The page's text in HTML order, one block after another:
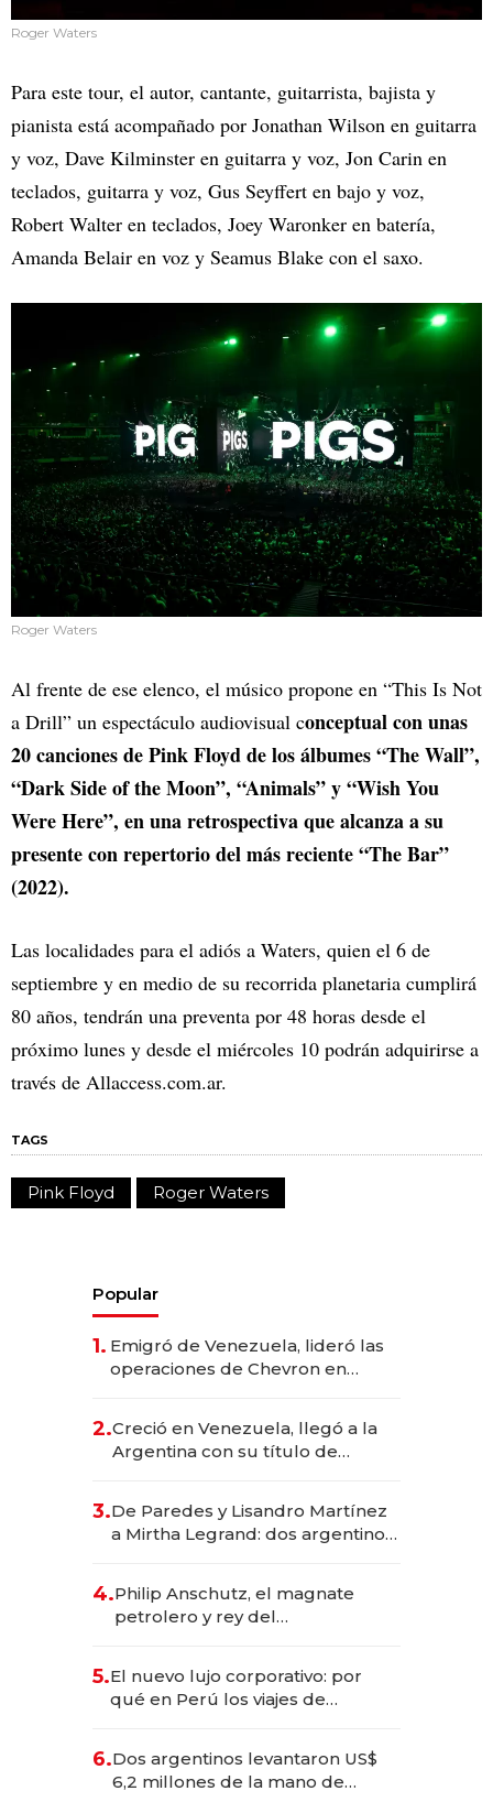
Roger Waters
Para este tour, el autor, cantante, guitarrista, bajista y
pianista está acompañado por Jonathan Wilson en guitarra
y voz, Dave Kilminster en guitarra y voz, Jon Carin en
teclados, guitarra y voz, Gus Seyffert en bajo y voz,
Robert Walter en teclados, Joey Waronker en batería,
Amanda Belair en voz y Seamus Blake con el saxo.
Roger Waters
Al frente de ese elenco, el músico propone en “This Is Not
a Drill” un espectáculo audiovisual conceptual con unas
20 canciones de Pink Floyd de los álbumes “The Wall”,
“Dark Side of the Moon”, “Animals” y “Wish You
Were Here”, en una retrospectiva que alcanza a su
presente con repertorio del más reciente “The Bar”
(2022).
Las localidades para el adiós a Waters, quien el 6 de
septiembre y en medio de su recorrida planetaria cumplirá
80 años, tendrán una preventa por 48 horas desde el
próximo lunes y desde el miércoles 10 podrán adquirirse a
través de Allaccess.com.ar.
TAGS
Pink Floyd Roger Waters
Popular
1. Emigró de Venezuela, lideró las
operaciones de Chevron en
2.Creció en Venezuela, llegó a la
Argentina con su título de
las marcas "fast premium"
3.De Paredes y Lisandro Martínez
a Mirtha Legrand: dos argentinos
4.Philip Anschutz, el magnate
petrolero y rey del
Fénix
5.El nuevo lujo corporativo: por
qué en Perú los viajes de
para convertirse en experiencias
transformadoras
6.Dos argentinos levantaron US$
6,2 millones de la mano de